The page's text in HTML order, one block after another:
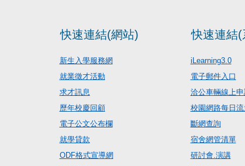
快速連結(網站)
新生入學服務網
就業徵才活動
求才訊息
歷年校慶回顧
電子公文公布欄
就學貸款
ODF格式宣導網
快速連結(
iLearning3.0
電子郵件入口
洽公車輛線上申
校園網路每日
斷網查詢
宿舍網管清單
研討會.演講